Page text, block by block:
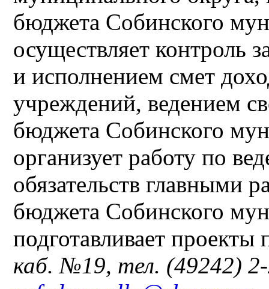
бюджета Собинского
осуществляет контроль
и исполнением смет
учреждений, ведением
бюджета Собинского
организует работу по
обязательств главными
бюджета Собинского
подготавливает проекты
каб. №19, тел. (49242)